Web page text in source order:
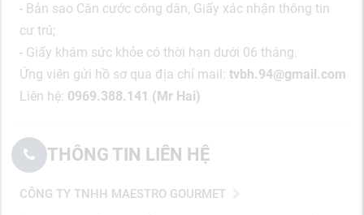
- Bản sao Căn cước công dân, Giấy xác nhận thông tin
cư trú;
- Giấy khám sức khỏe có thời hạn dưới 06 tháng.
Ứng viên gửi hồ sơ qua địa chỉ mail: tvbh.94@gmail.com
Liên hệ: 0969.388.141 (Mr Hai)
THÔNG TIN LIÊN HỆ
CÔNG TY TNHH MAESTRO GOURMET